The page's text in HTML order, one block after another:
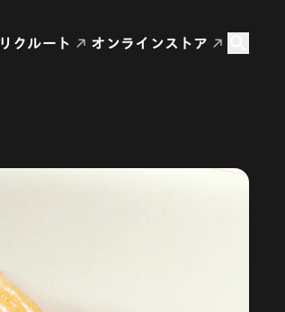
リクルート オンラインストア